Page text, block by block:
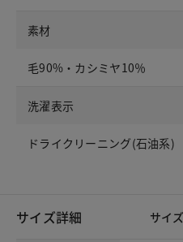
素材
毛90%・カシミヤ10％
洗濯表示
ドライクリーニング(石油系)
サイズ詳細 サイ